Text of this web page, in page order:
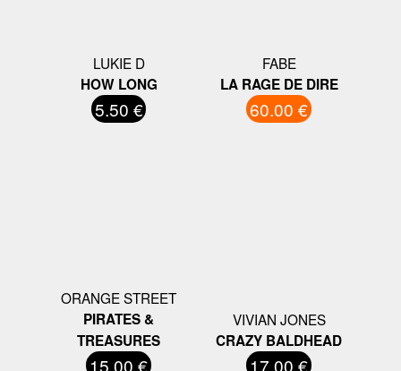
LUKIE D
HOW LONG
5.50 €
FABE
LA RAGE DE DIRE
60.00 €
ORANGE STREET
PIRATES &
TREASURES
15.00 €
VIVIAN JONES
CRAZY BALDHEAD
17.00 €